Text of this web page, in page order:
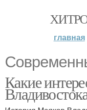
главная
Какие